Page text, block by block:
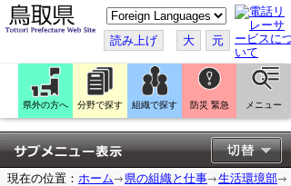
こ
の
ペ
ー
ジ
翻
訳
す
る
読み上げ 大 元
県外の方へ 分野で探す 組織で探す 防災 緊急 メニュー
現在の位置： ホーム 県の組織と仕事
生活環境部